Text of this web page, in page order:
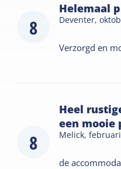
8
Helemaal
Deventer,
Verzorgd en
8
Heel
een mooie
Melick,
de